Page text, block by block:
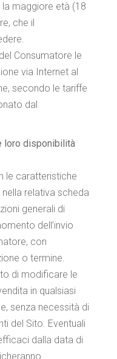
maggiore età (18
che il
Consumatore le
via Internet al
secondo le tariffe
dal
loro disponibilità
le caratteristiche
relativa scheda
generali di
dell’invio
con
o termine.
di modificare le
in qualsiasi
senza necessità di
del Sito. Eventuali
dalla data di